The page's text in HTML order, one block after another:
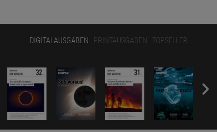
DIGITALAUSGABEN PRINTAUSGABEN TOPSELLER